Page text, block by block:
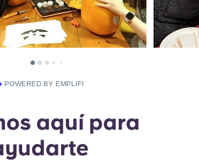
POWERED BY EMPLIFI
aquí para